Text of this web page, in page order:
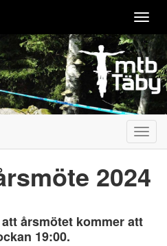
2024
årsmötet kommer att
19:00.